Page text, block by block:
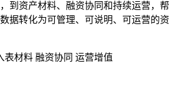
到资产材料、融资协同和持续运营，帮
据转化为可管理、可说明、可运营的资
表材料 融资协同 运营增值